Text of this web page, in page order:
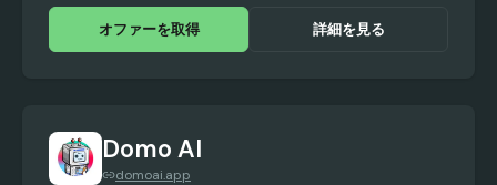
オファーを取得 詳細を見る
Domo AI
domoai.app